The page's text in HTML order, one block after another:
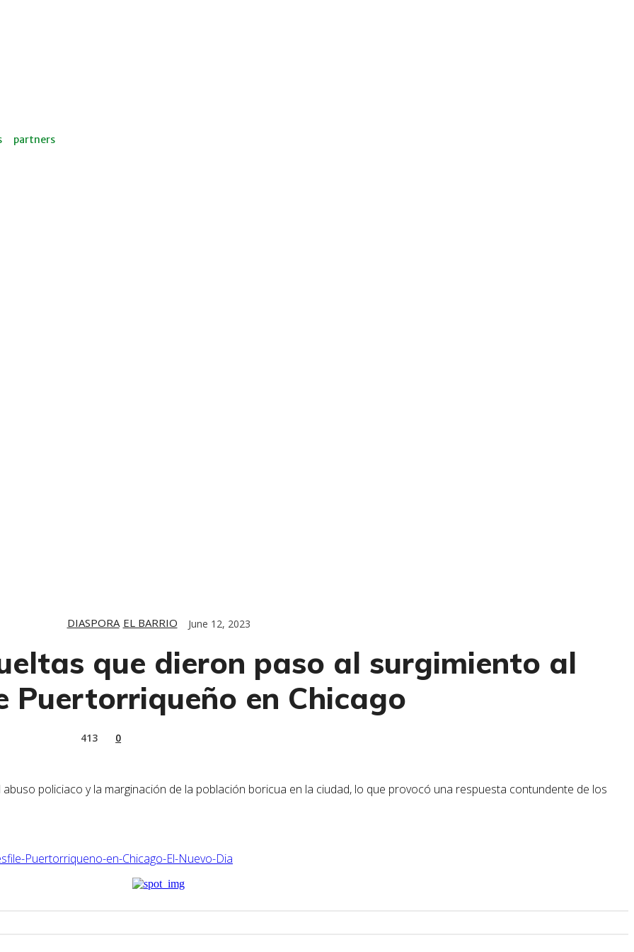
partners
DIASPORA EL BARRIO June 12, 2023
que dieron paso al surgimiento al
Puertorriqueño en Chicago
413 0
policiaco y la marginación de la población boricua en la ciudad, lo que provocó una respuesta contundente de los
Puertorriqueno-en-Chicago-El-Nuevo-Dia